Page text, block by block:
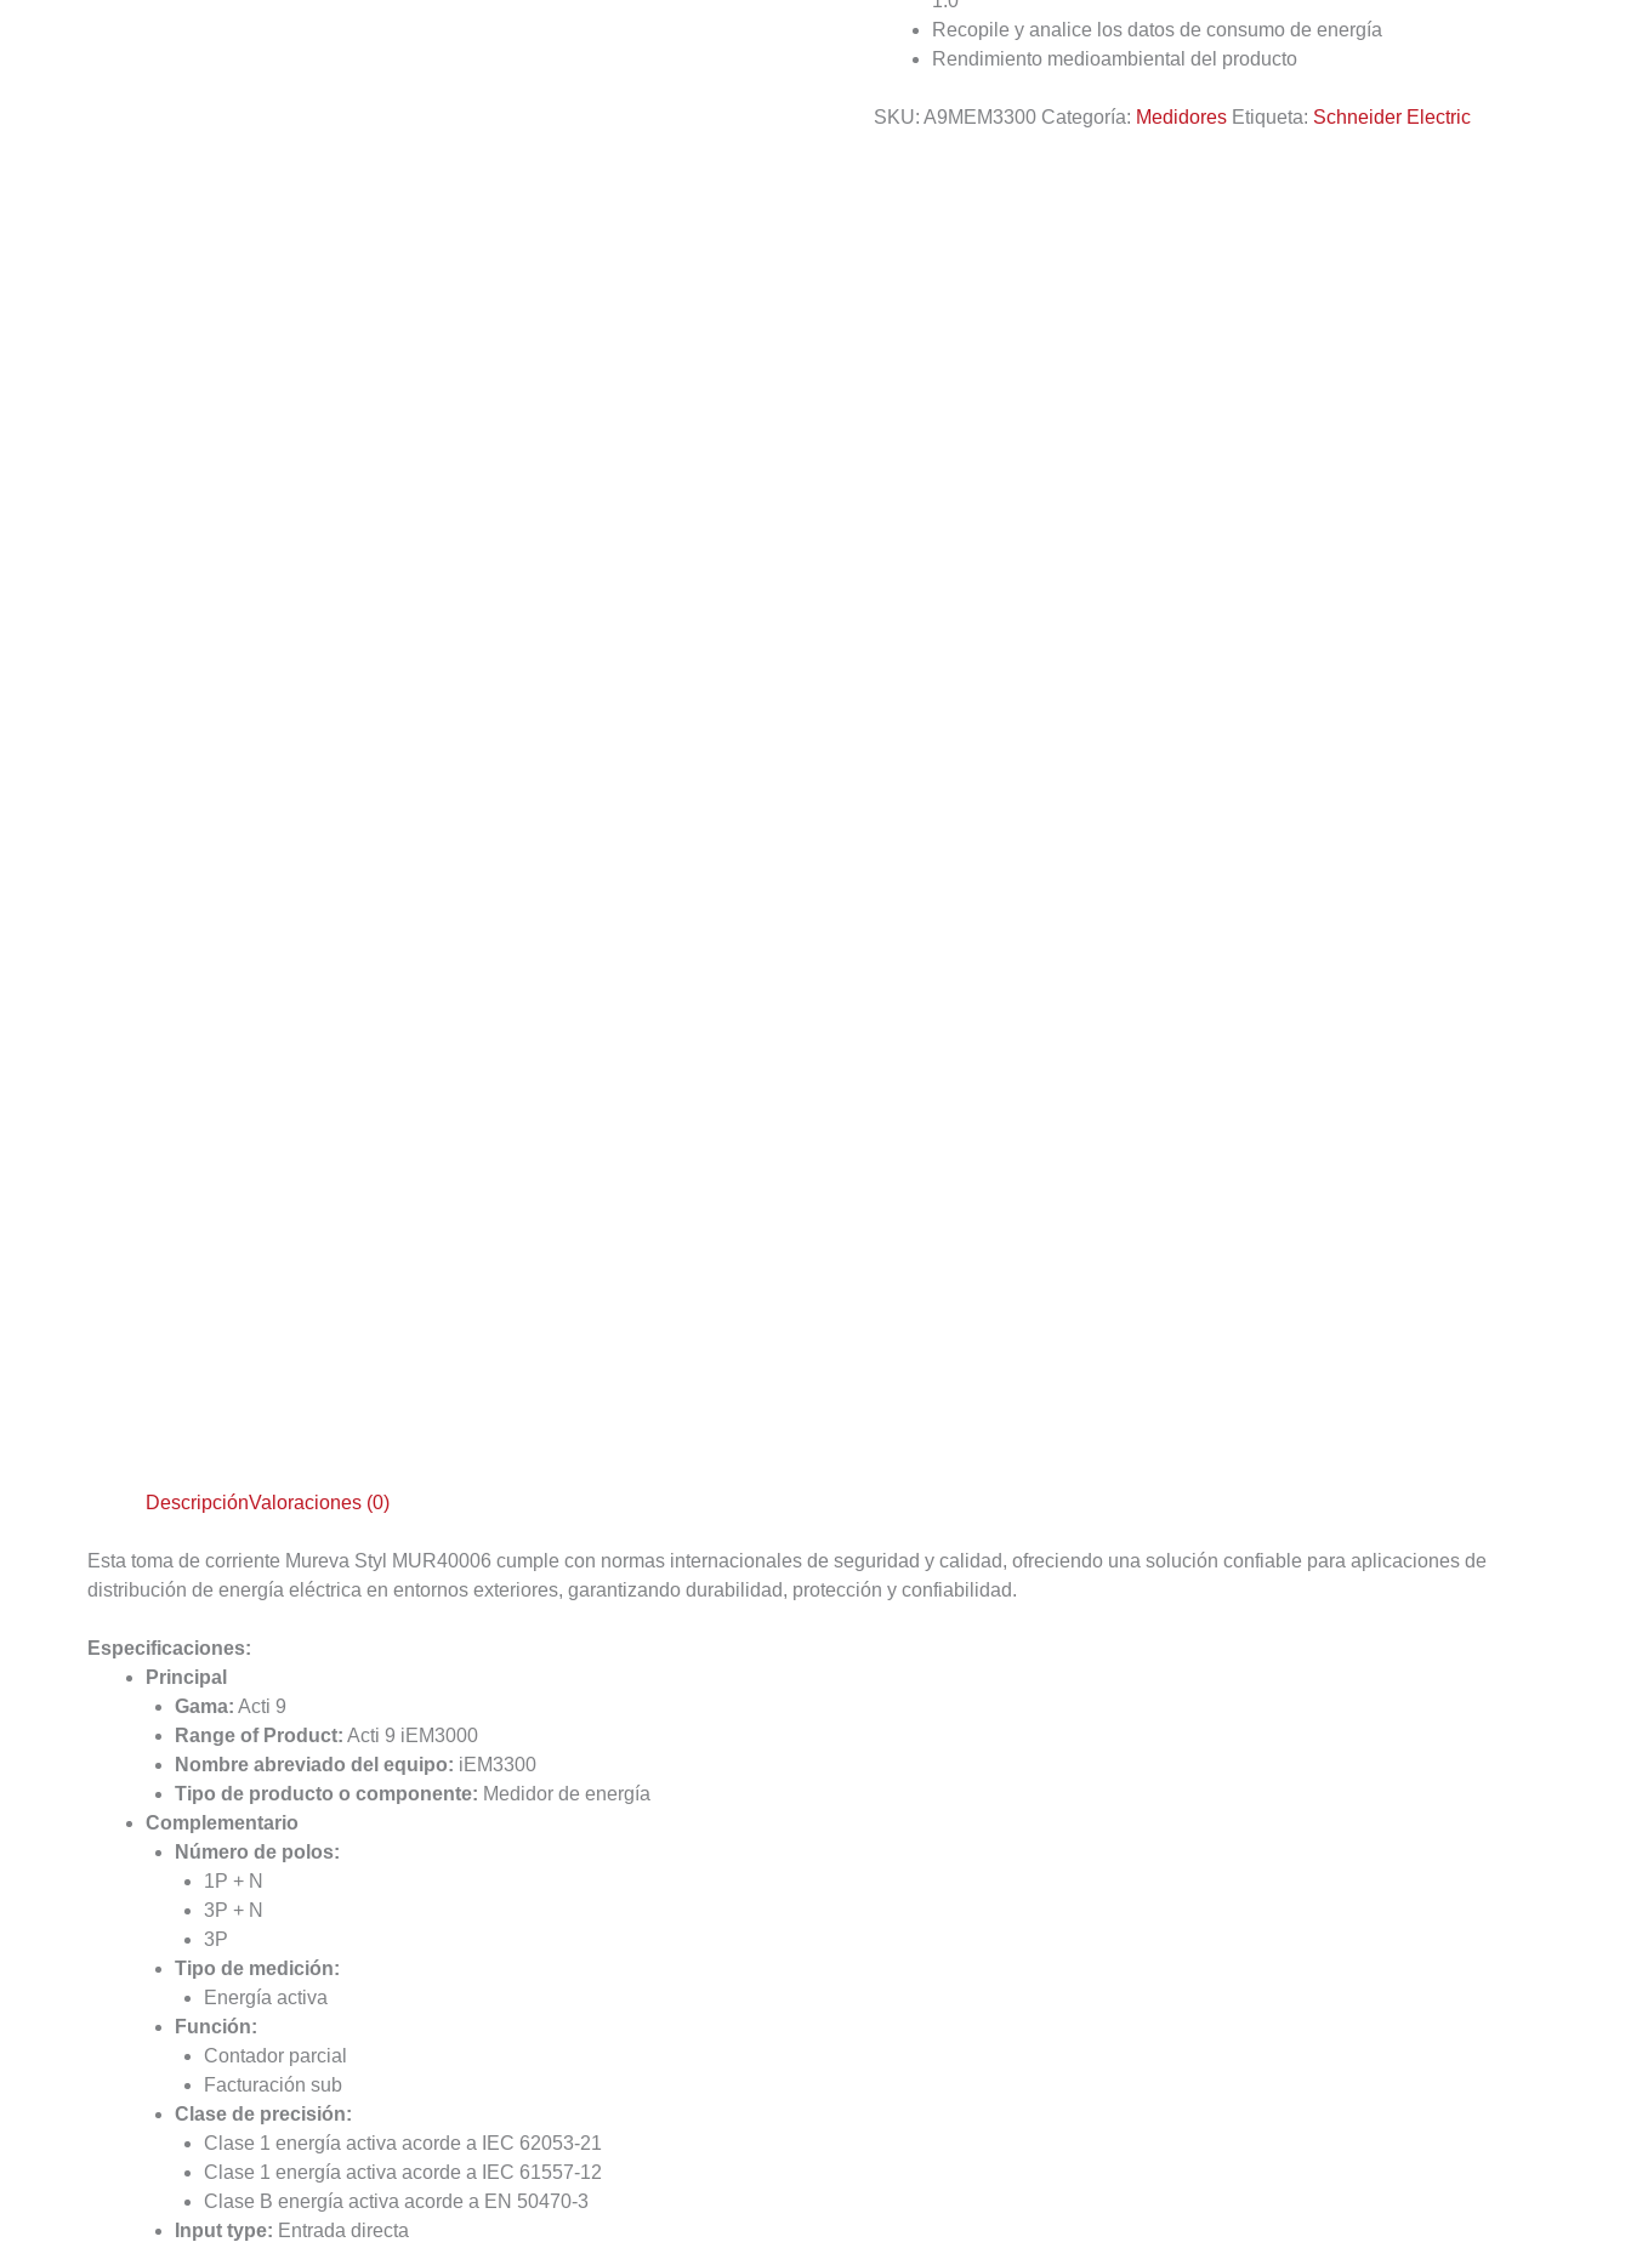
Recopile y analice los datos de consumo de energía
Rendimiento medioambiental del producto
SKU: A9MEM3300 Categoría: Medidores Etiqueta: Schneider Electric
DescripciónValoraciones (0)
Esta toma de corriente Mureva Styl MUR40006 cumple con normas internacionales de seguridad y calidad, ofreciendo una solución confiable para aplicaciones de
distribución de energía eléctrica en entornos exteriores, garantizando durabilidad, protección y confiabilidad.
Especificaciones:
Principal
Gama: Acti 9
Range of Product: Acti 9 iEM3000
Nombre abreviado del equipo: iEM3300
Tipo de producto o componente: Medidor de energía
Complementario
Número de polos:
1P + N
3P + N
3P
Tipo de medición:
Energía activa
Función:
Contador parcial
Facturación sub
Clase de precisión:
Clase 1 energía activa acorde a IEC 62053-21
Clase 1 energía activa acorde a IEC 61557-12
Clase B energía activa acorde a EN 50470-3
Input type: Entrada directa